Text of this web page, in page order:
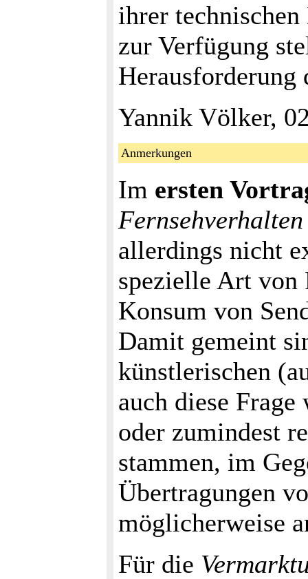
ihrer
zur Verfügung
Herausforderung
Yannik Völker,
Anmerkungen
Im ersten
Fernsehverhalten
allerdings nicht
spezielle Art von
Konsum von
Damit gemeint
künstlerischen
auch diese
oder zumindest
stammen, im
Übertragungen
möglicherweise
Für die